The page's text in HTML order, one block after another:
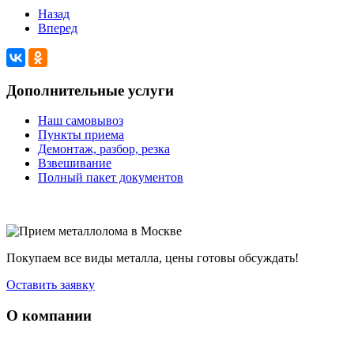
Назад
Вперед
Дополнительные услуги
Наш самовывоз
Пункты приема
Демонтаж, разбор, резка
Взвешивание
Полный пакет документов
Покупаем все виды металла, цены готовы обсуждать!
Оставить заявку
О компании